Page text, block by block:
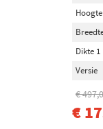
Dikte
Versie
€
€